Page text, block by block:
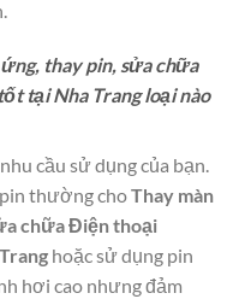
thay pin, sửa chữa
tại Nha Trang loại nào
cầu sử dụng của bạn.
thường choThay màn
chữa Điện thoại
hoặc sử dụng pin
hơi cao nhưng đảm